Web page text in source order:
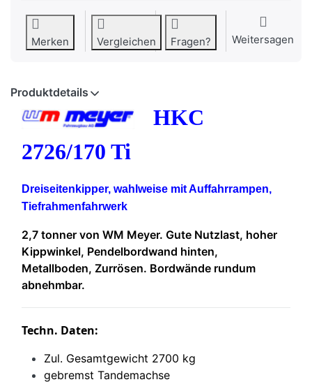
Merken Vergleichen Fragen? Weitersagen
Produktdetails
HKC
2726/170 Ti
Dreiseitenkipper, wahlweise mit Auffahrrampen,
Tiefrahmenfahrwerk
2,7 tonner von WM Meyer. Gute Nutzlast, hoher
Kippwinkel, Pendelbordwand hinten,
Metallboden, Zurrösen. Bordwände rundum
abnehmbar.
Techn. Daten:
Zul. Gesamtgewicht 2700 kg
gebremst Tandemachse